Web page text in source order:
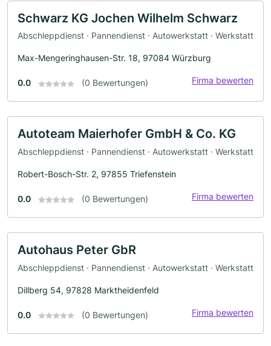
Schwarz KG Jochen Wilhelm Schwarz
Abschleppdienst · Pannendienst · Autowerkstatt · Werkstatt
Max-Mengeringhausen-Str. 18, 97084 Würzburg
0.0 (0 Bewertungen) Firma bewerten
Autoteam Maierhofer GmbH & Co. KG
Abschleppdienst · Pannendienst · Autowerkstatt · Werkstatt
Robert-Bosch-Str. 2, 97855 Triefenstein
0.0 (0 Bewertungen) Firma bewerten
Autohaus Peter GbR
Abschleppdienst · Pannendienst · Autowerkstatt · Werkstatt
Dillberg 54, 97828 Marktheidenfeld
0.0 (0 Bewertungen) Firma bewerten